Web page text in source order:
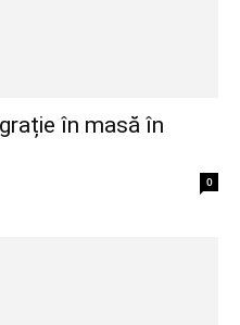
în masă în
0